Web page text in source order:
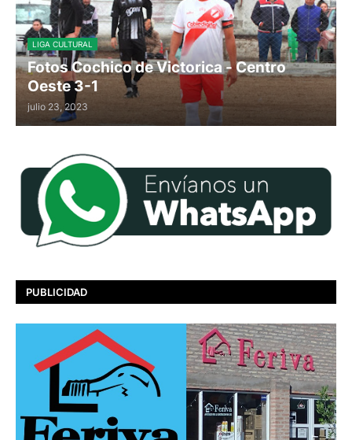
LIGA CULTURAL
Fotos Cochico de Victorica - Centro
Oeste 3-1
julio 23, 2023
PUBLICIDAD